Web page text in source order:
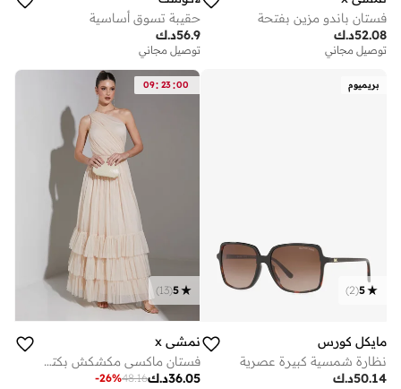
فستان باندو مزين بفتحة
د.ك52.08
توصيل مجاني
حقيبة تسوق أساسية
د.ك56.9
توصيل مجاني
بريميوم
5
(
2
)
مايكل كورس
نظارة شمسية كبيرة عصرية
د.ك50.14
09: 23:00
5
(
13
)
نمشي x
فستان ماكسي مكشكش بكتف واحد
د.ك36.05
48.16
-26%